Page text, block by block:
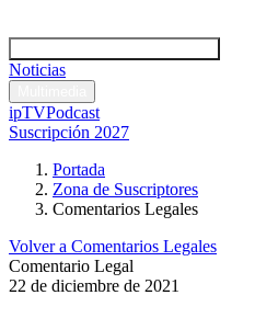
Noticias
ipTVPodcast
Suscripción 2027
Portada
Zona de Suscriptores
Comentarios Legales
Volver a Comentarios Legales
Comentario Legal
22 de diciembre de 2021